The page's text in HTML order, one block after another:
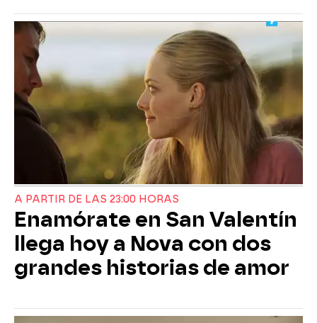
A PARTIR DE LAS 23:00 HORAS
Enamórate en San Valentín
llega hoy a Nova con dos
grandes historias de amor